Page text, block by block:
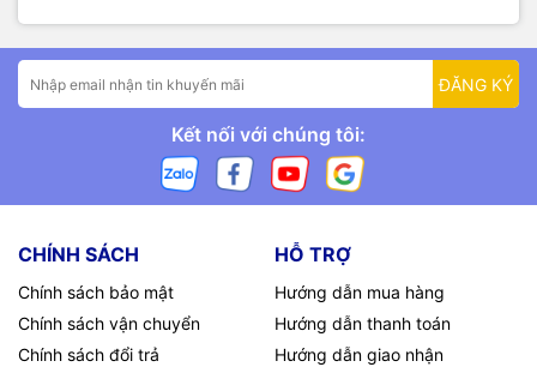
ĐĂNG KÝ
Kết nối với chúng tôi:
CHÍNH SÁCH
Chính sách bảo mật
Chính sách vận chuyển
Chính sách đổi trả
HỖ TRỢ
Hướng dẫn mua hàng
Hướng dẫn thanh toán
Hướng dẫn giao nhận